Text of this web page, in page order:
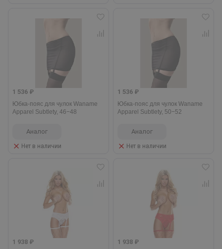
1 536 ₽
Юбка-пояс для чулок Waname
Apparel Subtlety, 46−48
Аналог
Нет в наличии
1 536 ₽
Юбка-пояс для чулок Waname
Apparel Subtlety, 50−52
Аналог
Нет в наличии
1 938 ₽ 1 938 ₽